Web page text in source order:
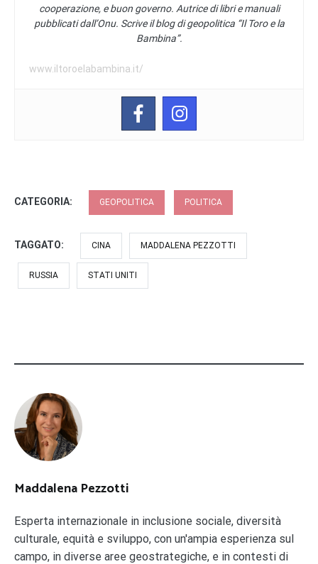
cooperazione, e buon governo. Autrice di libri e manuali
pubblicati dall’Onu. Scrive il blog di geopolitica “Il Toro e la
Bambina”.
www.iltoroelabambina.it/
CATEGORIA: GEOPOLITICA POLITICA
TAGGATO: CINA MADDALENA PEZZOTTI
RUSSIA STATI UNITI
Maddalena Pezzotti
Esperta internazionale in inclusione sociale, diversità
culturale, equità e sviluppo, con un'ampia esperienza sul
campo, in diverse aree geostrategiche, e in contesti di